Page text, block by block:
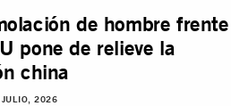
de hombre frente
pone de relieve la
china
2026